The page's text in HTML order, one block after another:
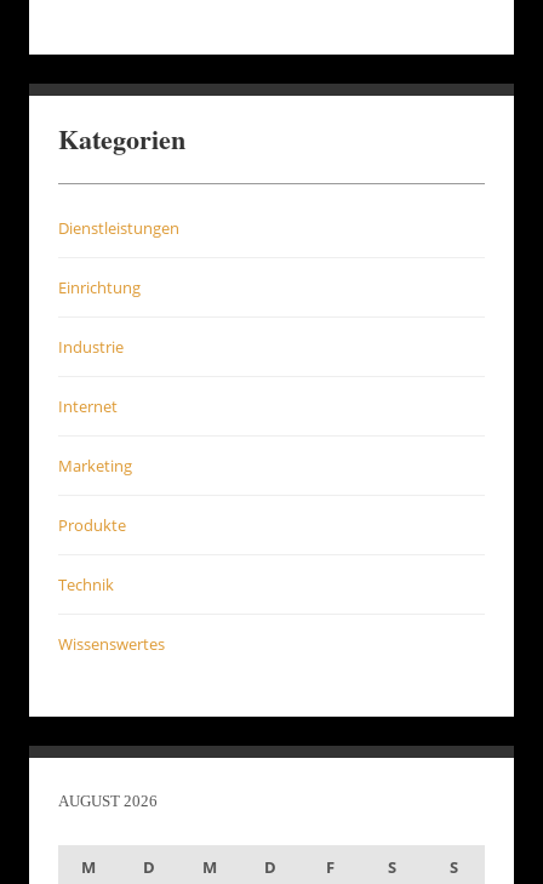
Kategorien
Dienstleistungen
Einrichtung
Industrie
Internet
Marketing
Produkte
Technik
Wissenswertes
AUGUST 2026
M D M D F S
S